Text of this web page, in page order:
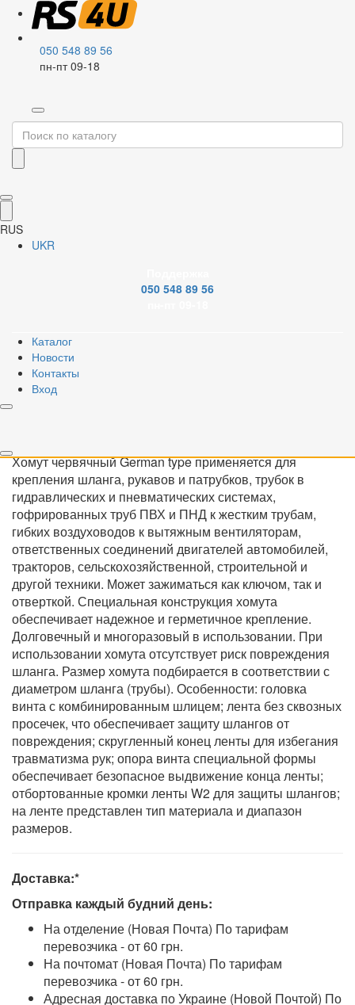
050 548 89 56
пн-пт 09-18
RUS
UKR
050 548 89 56
Каталог
Новости
Контакты
Вход
Главная Крепеж и паковка
Хомуты
Червячные хомуты
Хомут червячный оцинкованный German type 9,0 мм Ø 32-50
РРЦ 374,05 грн
Купить
Хомут червячный German type применяется для
крепления шланга, рукавов и патрубков, трубок в
гидравлических и пневматических системах,
гофрированных труб ПВХ и ПНД к жестким трубам,
гибких воздуховодов к вытяжным вентиляторам,
ответственных соединений двигателей автомобилей,
тракторов, сельскохозяйственной, строительной и
другой техники. Может зажиматься как ключом, так и
отверткой. Специальная конструкция хомута
обеспечивает надежное и герметичное крепление.
Долговечный и многоразовый в использовании. При
использовании хомута отсутствует риск повреждения
шланга. Размер хомута подбирается в соответствии с
диаметром шланга (трубы). Особенности: головка
винта с комбинированным шлицем; лента без сквозных
просечек, что обеспечивает защиту шлангов от
повреждения; скругленный конец ленты для избегания
травматизма рук; опора винта специальной формы
обеспечивает безопасное выдвижение конца ленты;
отбортованные кромки ленты W2 для защиты шлангов;
на ленте представлен тип материала и диапазон
размеров.
Доставка:*
Отправка каждый будний день:
На отделение (Новая Почта) По тарифам
перевозчика - от 60 грн.
На почтомат (Новая Почта) По тарифам
перевозчика - от 60 грн.
Адресная доставка по Украине (Новой Почтой) По